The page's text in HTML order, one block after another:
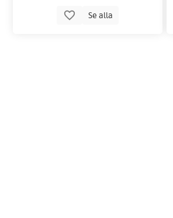
Se alla